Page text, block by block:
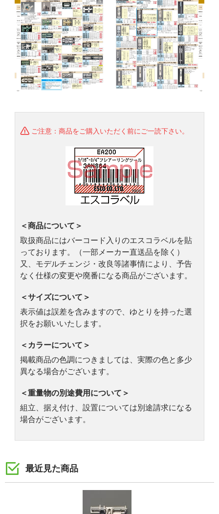
ご注意：商品をご購入いただく前にご一読下さい。
＜商品について＞
取扱商品にはバーコード入りのエスコラベルを貼
っております。（一部メーカー直送品を除く）
又、モデルチェンジ・改良等諸事情により、予告
なく仕様の変更や廃番になる商品がございます。
＜サイズについて＞
表示値は誤差を含みますので、ゆとりを持った選
択をお願いいたします。
＜カラーについて＞
掲載商品の色調につきましては、実際の色と多少
異なる場合がございます。
＜重量物の別途費用について＞
組立、据え付け、設置については別途請求になる
場合がございます。
最近見た商品